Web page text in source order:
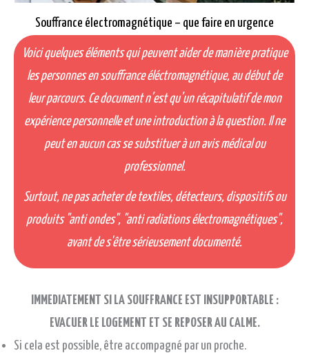
Souffrance électromagnétique – que faire en urgence
Voici quelques éléments qui peuvent aider de manière pratique
les personnes en souffrance éléctromagnétique, au début de
leur parcours. Ce document n’est qu’un récapitulatif de mon
expérience personnelle et une introduction à la question. Il ne
peut en aucun cas se substituer à un avis médical ou
professionnel.
Surtout, ne pas acheter de textiles, détecteurs, dispositifs ou
produits "anti ondes", "anti radiations électromagnétiques",
avant de s'être sérieusementdocumenté.
IMMEDIATEMENT SI LA SOUFFRANCE EST INSUPPORTABLE :
EVACUER LE LOGEMENT ET SE REPOSER AU CALME.
Si cela est possible, être accompagné par un proche.